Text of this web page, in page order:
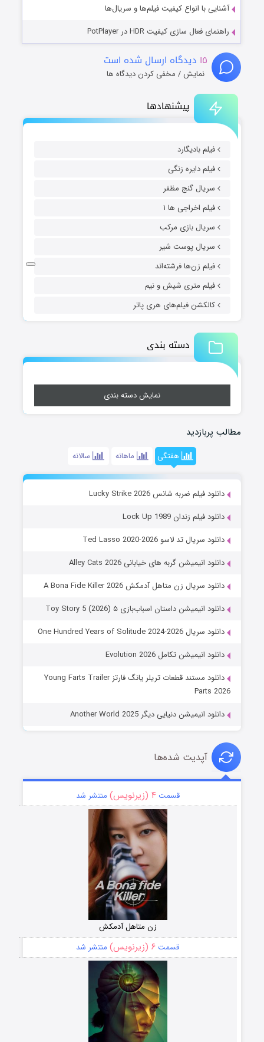
پیشنهادها
فیلم بادیگارد
فیلم دایره زنگی
سریال گنج مظفر
فیلم اخراجی ها ۱
سریال بازی مرکب
سریال پوست شیر
فیلم زن‌ها فرشته‌اند
فیلم متری شیش و نیم
کالکشن فیلم‌های هری پاتر
دسته بندی
نمایش دسته بندی
مطالب پربازدید
هفتگی ماهانه سالانه
دانلود فیلم ضربه شانس Lucky Strike 2026
دانلود فیلم زندان Lock Up 1989
دانلود سریال تد لاسو Ted Lasso 2020-2026
دانلود انیمیشن گربه های خیابانی Alley Cats 2026
دانلود سریال زن متاهل آدمکش A Bona Fide Killer 2026
دانلود انیمیشن داستان اسباب‌بازی ۵ Toy Story 5 (2026)
دانلود سریال One Hundred Years of Solitude 2024-2026
دانلود انیمیشن تکامل Evolution 2026
دانلود مستند قطعات تریلر یانگ فارتز Young Farts Trailer
Parts 2026
دانلود انیمیشن دنیایی دیگر Another World 2025
آشنایی با انواع کیفیت فیلم‌ها و سریال‌ها
راهنمای فعال سازی کیفیت HDR در PotPlayer
۱۵ دیدگاه ارسال شده است
نمایش / مخفی کردن دیدگاه ها
آپدیت شده‌ها
قسمت۴ (زیرنویس) منتشر شد
زن متاهل آدمکش
قسمت ۶ (زیرنویس) منتشر شد